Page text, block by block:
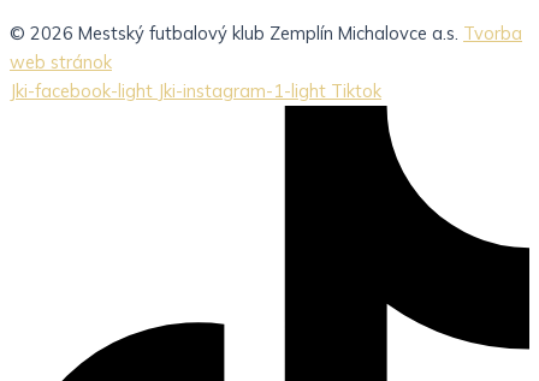
© 2026 Mestský futbalový klub Zemplín Michalovce a.s. Tvorba
web stránok
Jki-facebook-light Jki-instagram-1-light Tiktok